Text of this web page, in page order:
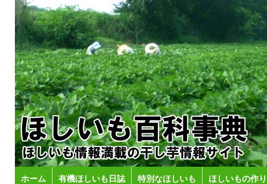
ホーム 有機ほしいも日誌 特別なほしいも ほしいもの作